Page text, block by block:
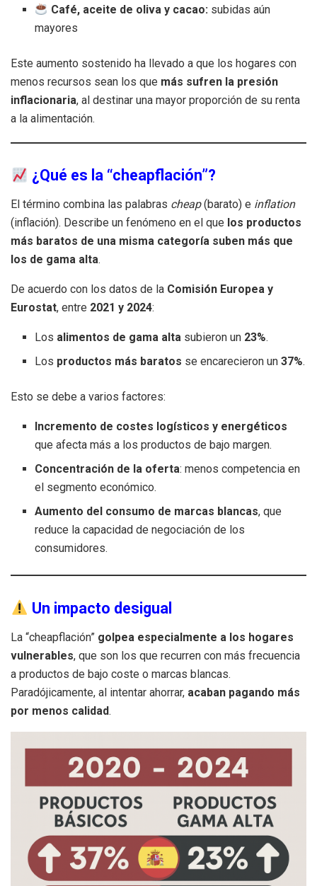
Café, aceite de oliva y cacao:subidas aún
mayores
Este aumento sostenido ha llevado a que los hogares con
menos recursos sean los que más sufren la presión
inflacionaria, al destinar una mayor proporción de su renta
a la alimentación.
¿Qué es la “cheapflación”?
El término combina las palabras cheap(barato) e inflation
(inflación). Describe un fenómeno en el que los productos
más baratos de una misma categoría suben más que
los de gama alta.
De acuerdo con los datos de la Comisión Europea y
Eurostat, entre 2021 y 2024:
Los alimentos de gama alta subieron un 23%.
Los productos más baratos se encarecieron un37%.
Esto se debe a varios factores:
Incremento de costes logísticos y energéticos
que afecta más a los productos de bajo margen.
Concentración de la oferta: menos competencia en
el segmento económico.
Aumento del consumo de marcas blancas, que
reduce la capacidad de negociación de los
consumidores.
Un impacto desigual
La “cheapflación” golpea especialmente a los hogares
vulnerables, que son los que recurren con más frecuencia
a productos de bajo coste o marcas blancas.
Paradójicamente, al intentar ahorrar, acaban pagando más
por menos calidad.